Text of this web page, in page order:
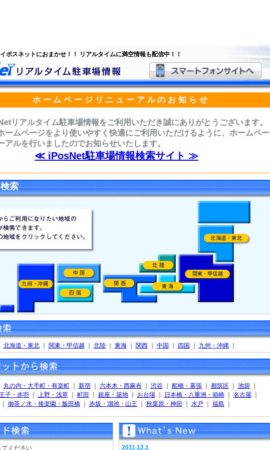
ポスネットにおまかせ！！ リアルタイムに満空情報も配信中！！
ホームページリニューアルのお知らせ
リアルタイム駐車場情報をご利用いただき誠にありがとうございます。
ームページをより使いやすく快適にご利用いただけるように、ホームペー
アルを行いましたのでお知らせいたします。
≪ iPosNet駐車場情報検索サイト ≫
索
北海道・東北｜ 関東・甲信越 北陸｜ 東海｜ 関西｜ 中国 四国 九州・沖縄｜
丸の内・大手町・有楽町｜ 新宿｜ 六本木・西麻布｜ 渋谷｜ 船橋・幕張｜ 都筑区 池袋｜
子・赤羽 上野・浅草｜ 町田 銀座・築地｜ お台場｜ 日本橋・八重洲・箱崎｜ 名古屋
御茶ノ水・後楽園・飯田橋｜ 赤坂・溜池・山王 秋葉原・神田 水戸｜ 福島
てください 2011.12.1